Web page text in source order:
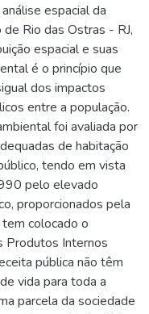
espacial da
Rio das Ostras - RJ,
espacial e suas
é o princípio que
dos impactos
entre a população.
foi avaliada por
de habitação
tendo em vista
pelo elevado
proporcionados pela
colocado o
Produtos Internos
pública não têm
vida para toda a
parcela da sociedade